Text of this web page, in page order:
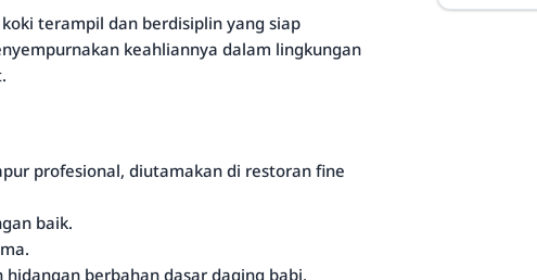
terampil dan berdisiplin yang siap
keahliannya dalam lingkungan
profesional, diutamakan di restoran fine
baik.
berbahan dasar daging babi.